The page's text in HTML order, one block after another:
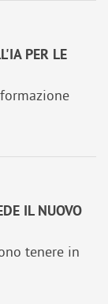
PER LE
IL NUOVO
tenere in